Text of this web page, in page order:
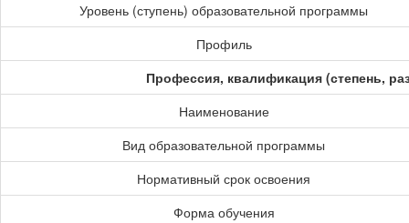
Уровень (ступень) образовательной программы
Профиль
Профессия, квалификация (степень,
Наименование
Вид образовательной программы
Нормативный срок освоения
Форма обучения